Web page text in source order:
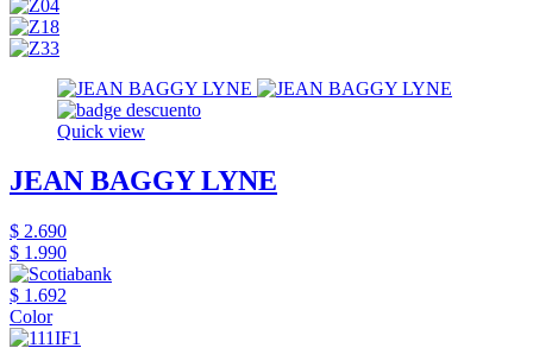
Quick view
JEAN BAGGY LYNE
$ 2.690
$ 1.990
$ 1.692
Color